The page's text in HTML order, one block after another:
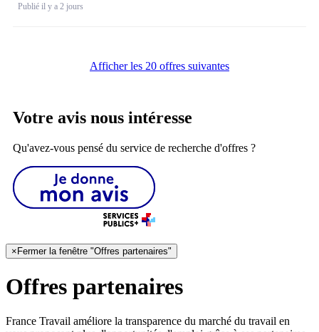
Publié il y a 2 jours
Afficher les 20 offres suivantes
Votre avis nous intéresse
Qu'avez-vous pensé du service de recherche d'offres ?
×Fermer la fenêtre "Offres partenaires"
Offres partenaires
France Travail améliore la transparence du marché du travail en